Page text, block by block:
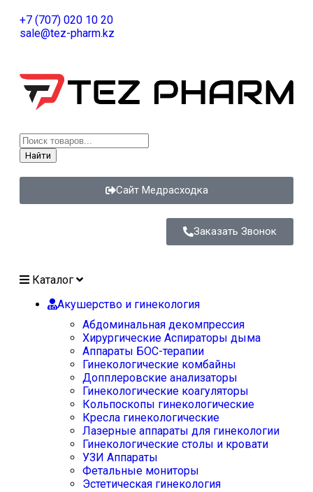
+7 (707) 020 10 20
sale@tez-pharm.kz
Найти
Сайт Медрасходка
Заказать Звонок
Каталог
Акушерство и гинекология
Абдоминальная декомпрессия
Хирургические Аспираторы дыма
Аппараты БОС-терапии
Гинекологические комбайны
Допплеровские анализаторы
Гинекологические коагуляторы
Кольпоскопы гинекологические
Кресла гинекологические
Лазерные аппараты для гинекологии
Гинекологические столы и кровати
УЗИ Аппараты
Фетальные мониторы
Эстетическая гинекология